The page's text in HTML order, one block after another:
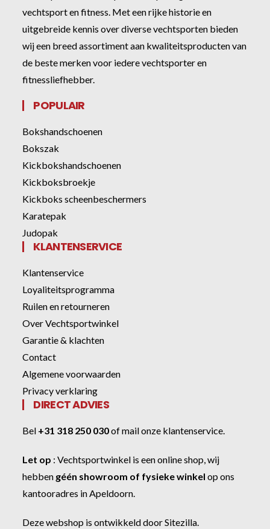
vechtsport en fitness. Met een rijke historie en
uitgebreide kennis over diverse vechtsporten bieden
wij een breed assortiment aan kwaliteitsproducten van
de beste merken voor iedere vechtsporter en
fitnessliefhebber.
POPULAIR
Bokshandschoenen
Bokszak
Kickbokshandschoenen
Kickboksbroekje
Kickboks scheenbeschermers
Karatepak
Judopak
KLANTENSERVICE
Klantenservice
Loyaliteitsprogramma
Ruilen en retourneren
Over Vechtsportwinkel
Garantie & klachten
Contact
Algemene voorwaarden
Privacy verklaring
DIRECT ADVIES
Bel +31 318 250 030ofmail onze klantenservice.
Let op :Vechtsportwinkel is een online shop, wij
hebben géén showroom of fysieke winkel op ons
kantooradres in Apeldoorn.
Deze webshop is ontwikkeld doorSitezilla.